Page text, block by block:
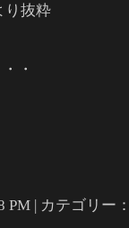
り抜粋
・
PM | カテゴリー